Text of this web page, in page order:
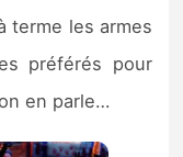
terme les armes
préférés pour
en parle…